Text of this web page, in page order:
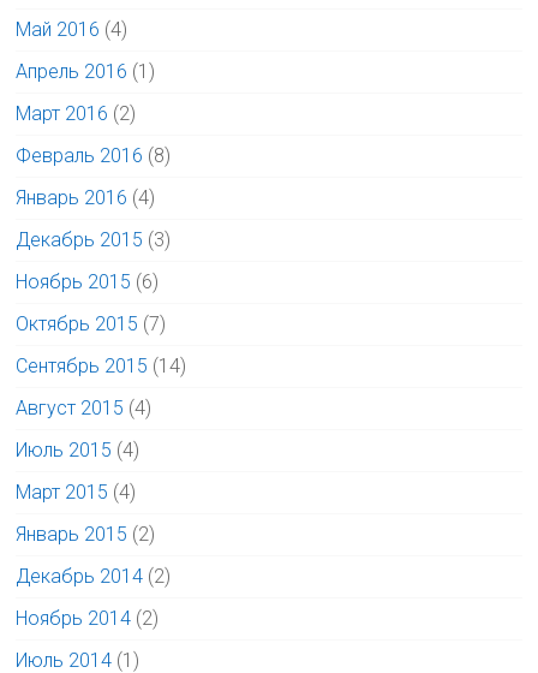
Май 2016 (4)
Апрель 2016 (1)
Март 2016 (2)
Февраль 2016 (8)
Январь 2016 (4)
Декабрь 2015 (3)
Ноябрь 2015 (6)
Октябрь 2015 (7)
Сентябрь 2015 (14)
Август 2015 (4)
Июль 2015 (4)
Март 2015 (4)
Январь 2015 (2)
Декабрь 2014 (2)
Ноябрь 2014 (2)
Июль 2014 (1)